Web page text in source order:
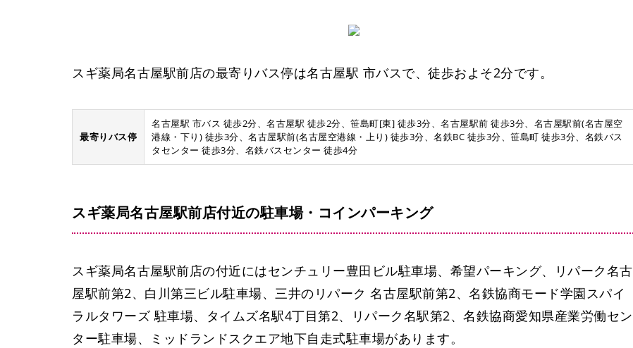
スギ薬局名古屋駅前店の最寄りバス停は名古屋駅 市バスで、徒歩およそ2分です。
最寄りバス停
名古屋駅 市バス 徒歩2分、名古屋駅 徒歩2分、笹島町[東] 徒歩3分、名古屋駅前 徒歩3分、名古屋駅前(名古屋空
港線・下り) 徒歩3分、名古屋駅前(名古屋空港線・上り) 徒歩3分、名鉄BC 徒歩3分、笹島町 徒歩3分、名鉄バス
タセンター 徒歩3分、名鉄バスセンター 徒歩4分
スギ薬局名古屋駅前店付近の駐車場・コインパーキング
スギ薬局名古屋駅前店の付近にはセンチュリー豊田ビル駐車場、希望パーキング、リパーク名古
屋駅前第2、白川第三ビル駐車場、三井のリパーク 名古屋駅前第2、名鉄協商モード学園スパイ
ラルタワーズ 駐車場、タイムズ名駅4丁目第2、リパーク名駅第2、名鉄協商愛知県産業労働セン
ター駐車場、ミッドランドスクエア地下自走式駐車場があります。